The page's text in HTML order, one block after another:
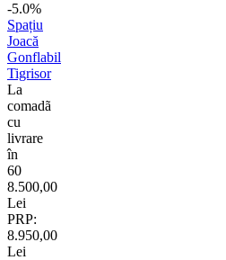
-5.0%
Spațiu
Joacă
Gonflabil
Tigrisor
La
comadã
cu
livrare
în
60
8.500,00
Lei
PRP:
8.950,00
Lei